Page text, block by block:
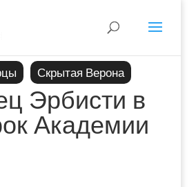
Скрытая Верона
Эрбисти в
Академии